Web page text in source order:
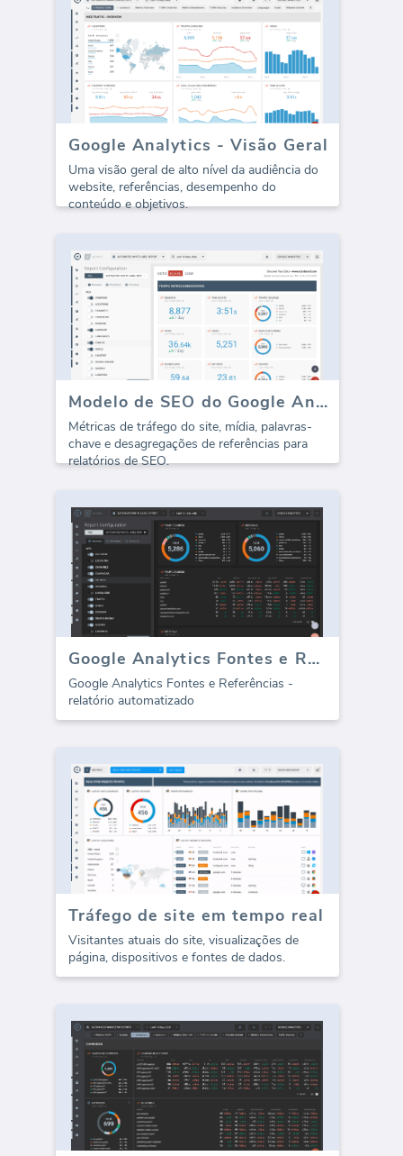
Google Analytics - Visão Geral
Uma visão geral de alto nível da audiência do
website, referências, desempenho do
conteúdo e objetivos.
Modelo de SEO do Google Analytics (Relatório)
Métricas de tráfego do site, mídia, palavras-
chave e desagregações de referências para
relatórios de SEO.
Google Analytics Fontes e Referências (relatório)
Google Analytics Fontes e Referências -
relatório automatizado
Tráfego de site em tempo real
Visitantes atuais do site, visualizações de
página, dispositivos e fontes de dados.